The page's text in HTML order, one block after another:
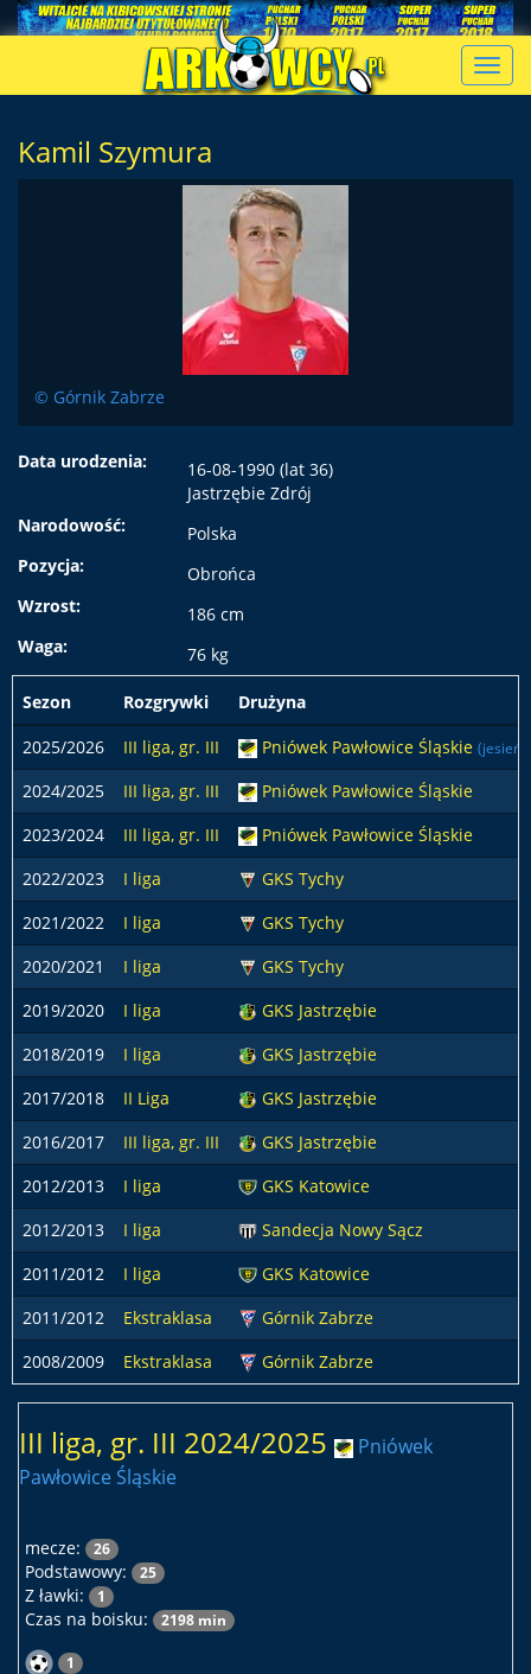
Kamil Szymura
© Górnik Zabrze
Data urodzenia:
16-08-1990 (lat 36)
Jastrzębie Zdrój
Narodowość:
Polska
Pozycja:
Obrońca
Wzrost:
186 cm
Waga:
76 kg
Sezon Rozgrywki
Drużyna
2025/2026
III liga, gr. III Pniówek Pawłowice Śląskie (jesień)
2024/2025 III liga, gr. III
Pniówek Pawłowice Śląskie
2023/2024
III liga, gr. III
Pniówek Pawłowice Śląskie
2022/2023
I liga
GKS Tychy
2021/2022
I liga
GKS Tychy
2020/2021
I liga
GKS Tychy
2019/2020
I liga
GKS Jastrzębie
2018/2019
I liga
GKS Jastrzębie
2017/2018
II Liga
GKS Jastrzębie
2016/2017
III liga, gr. III
GKS Jastrzębie
2012/2013
I liga
GKS Katowice
2012/2013
I liga
Sandecja Nowy Sącz
2011/2012
I liga
GKS Katowice
2011/2012
Ekstraklasa
Górnik Zabrze
2008/2009
Ekstraklasa Górnik Zabrze
III liga, gr. III 2024/2025
Pniówek
Pawłowice Śląskie
mecze: 26
Podstawowy: 25
Z ławki: 1
Czas na boisku: 2198 min
1